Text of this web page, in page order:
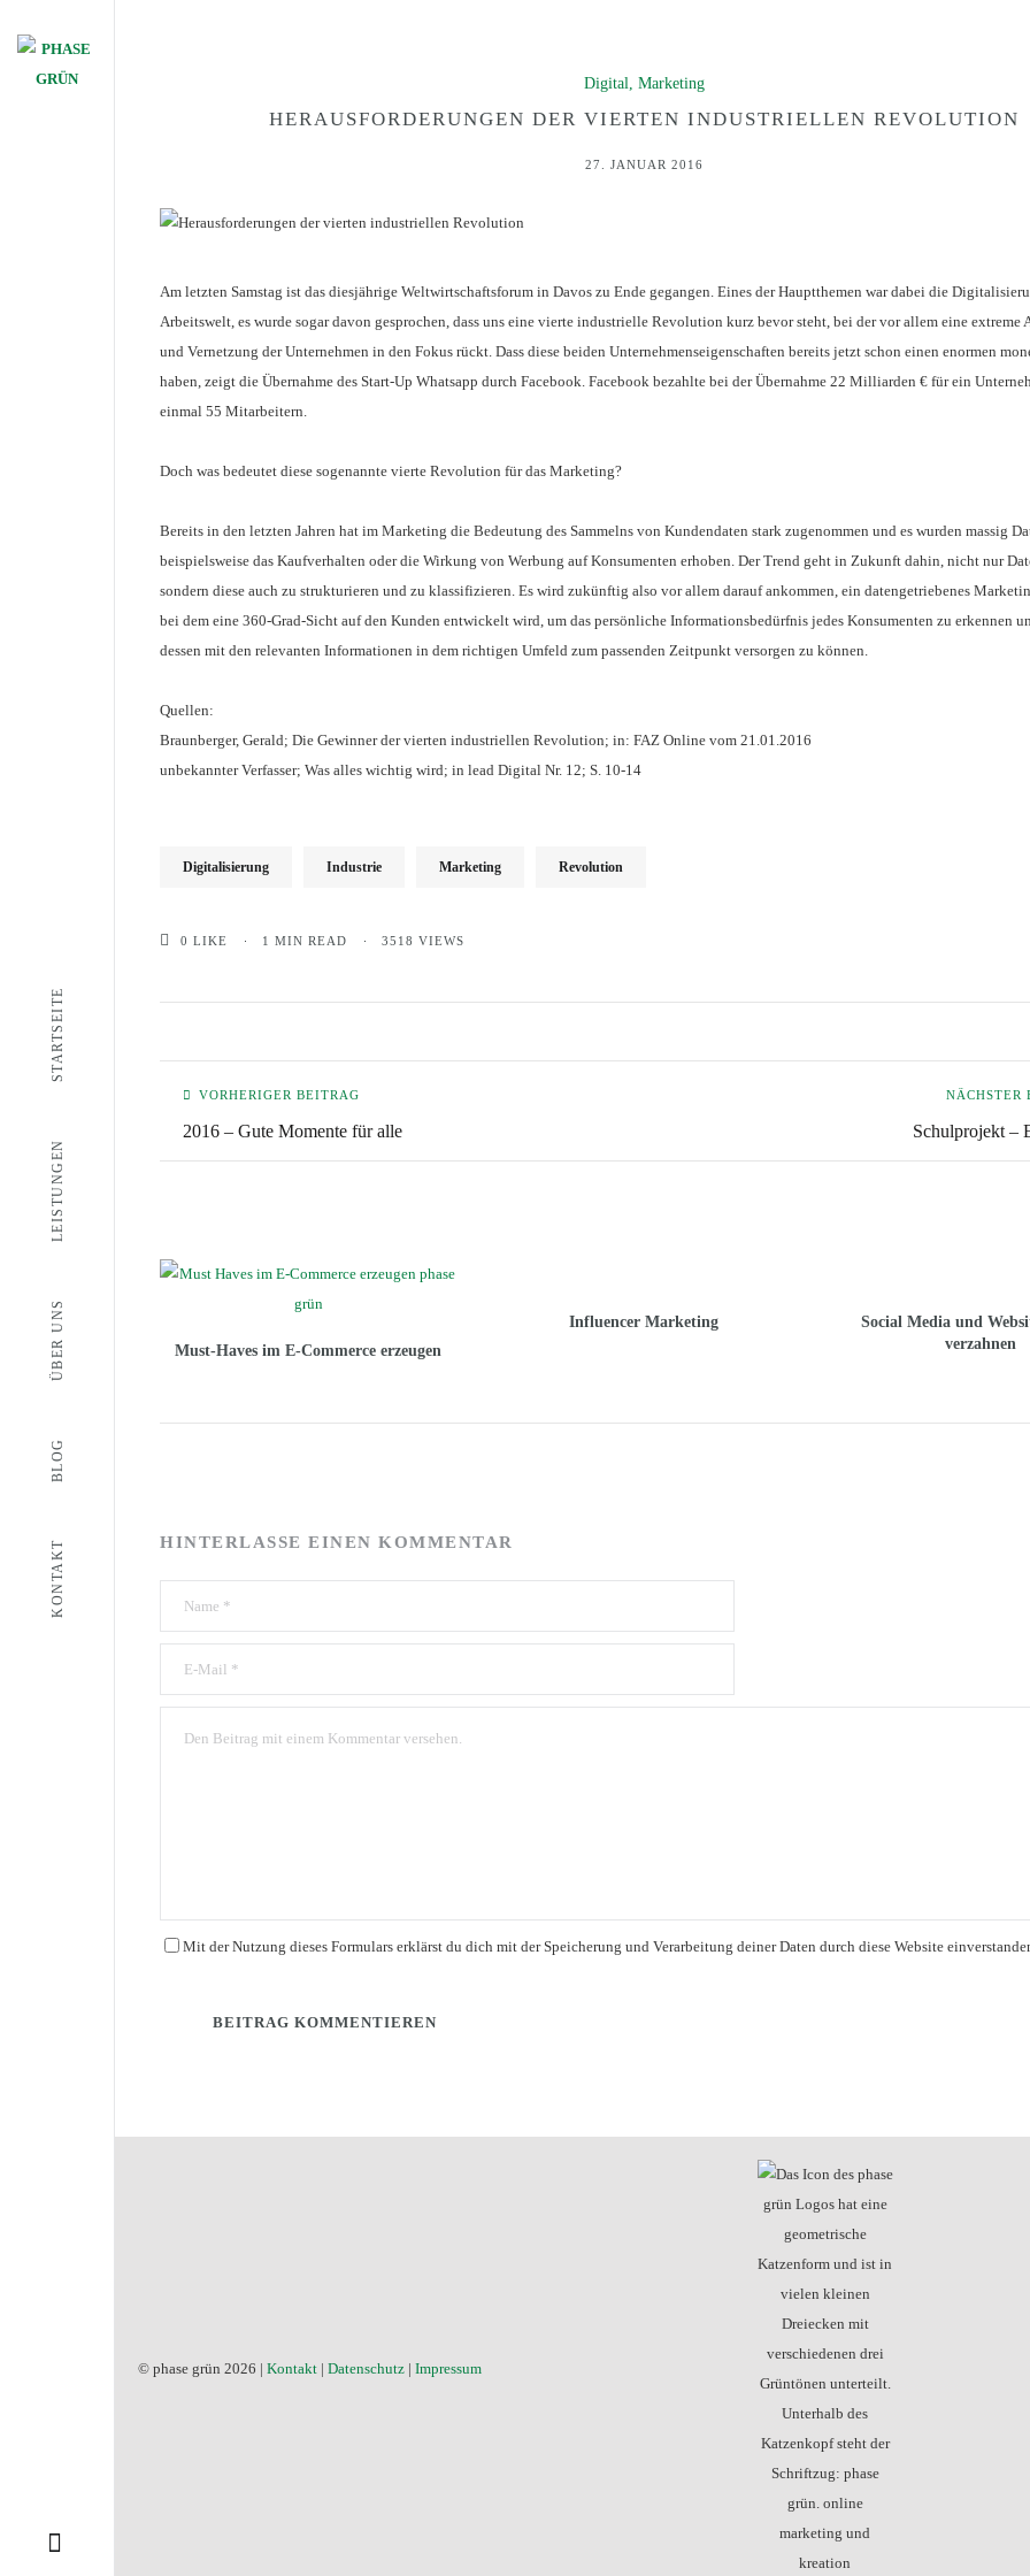
KONTAKT
BLOG
ÜBER UNS
LEISTUNGEN
STARTSEITE
Digital, Marketing
HERAUSFORDERUNGEN DER VIERTEN INDUSTRIELLEN REVOLUTION
27. JANUAR 2016
Am letzten Samstag ist das diesjährige Weltwirtschaftsforum in Davos zu Ende gegangen. Eines der Hauptthemen war dabei die
Arbeitswelt, es wurde sogar davon gesprochen, dass uns eine vierte industrielle Revolution kurz bevor steht, bei der vor allem eine extreme
und Vernetzung der Unternehmen in den Fokus rückt. Dass diese beiden Unternehmenseigenschaften bereits jetzt schon einen enormen
haben, zeigt die Übernahme des Start-Up Whatsapp durch Facebook. Facebook bezahlte bei der Übernahme 22 Milliarden € für ein
einmal 55 Mitarbeitern.
Doch was bedeutet diese sogenannte vierte Revolution für das Marketing?
Bereits in den letzten Jahren hat im Marketing die Bedeutung des Sammelns von Kundendaten stark zugenommen und es wurden massig
beispielsweise das Kaufverhalten oder die Wirkung von Werbung auf Konsumenten erhoben. Der Trend geht in Zukunft dahin, nicht nur
sondern diese auch zu strukturieren und zu klassifizieren. Es wird zukünftig also vor allem darauf ankommen, ein datengetriebenes
bei dem eine 360-Grad-Sicht auf den Kunden entwickelt wird, um das persönliche Informationsbedürfnis jedes Konsumenten zu erkennen
dessen mit den relevanten Informationen in dem richtigen Umfeld zum passenden Zeitpunkt versorgen zu können.
Quellen:
Braunberger, Gerald; Die Gewinner der vierten industriellen Revolution; in: FAZ Online vom 21.01.2016
unbekannter Verfasser; Was alles wichtig wird; in lead Digital Nr. 12; S. 10-14
Digitalisierung Industrie Marketing Revolution
0 LIKE 1 MIN READ 3518 VIEWS
VORHERIGER BEITRAG
2016 – Gute Momente für alle
NÄCHSTER
Schulprojekt –
Must-Haves im E-Commerce erzeugen
Influencer Marketing
Social Media und
verzahnen
HINTERLASSE EINEN KOMMENTAR
Mit der Nutzung dieses Formulars erklärst du dich mit der Speicherung und Verarbeitung deiner Daten durch diese Website
© phase grün 2026 | Kontakt | Datenschutz | Impressum